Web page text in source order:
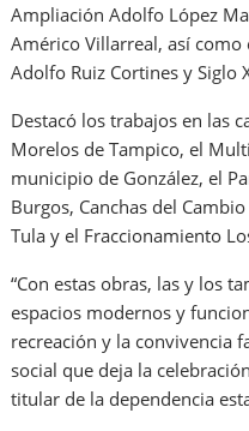
Ampliación Adolfo López
Américo Villarreal, así
Adolfo Ruiz Cortines y Siglo
Destacó los trabajos en las
Morelos de Tampico, el
municipio de González, el
Burgos, Canchas del
Tula y el Fraccionamiento
“Con estas obras, las y los
espacios modernos y
recreación y la convivencia
social que deja la
titular de la dependencia